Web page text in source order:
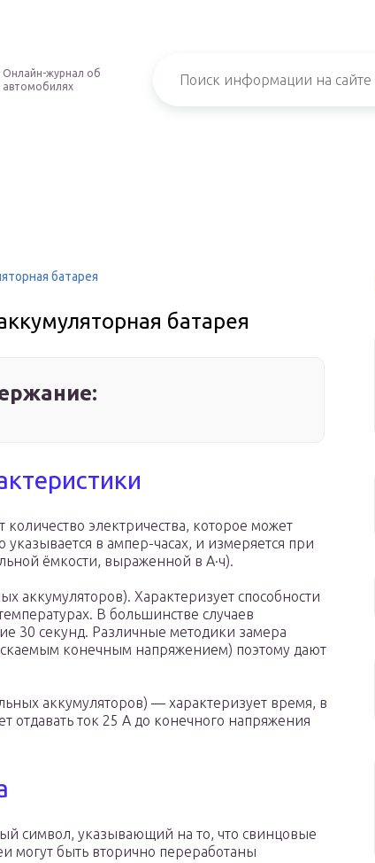
Онлайн-журнал об
автомобилях
батарея
батарея
количество электричества, которое может
в ампер-часах, и измеряется при
ёмкости, выраженной в А·ч).
аккумуляторов). Характеризует способности
В большинстве случаев
30 секунд. Различные методики замера
конечным напряжением) поэтому дают
аккумуляторов) — характеризует время, в
отдавать ток 25 А до конечного напряжения
символ, указывающий на то, что свинцовые
могут быть вторично переработаны